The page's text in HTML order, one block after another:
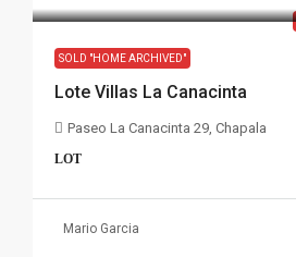
SOLD "HOME ARCHIVED"
Lote Villas La Canacinta
Paseo La Canacinta 29, Chapala
LOT
Mario Garcia